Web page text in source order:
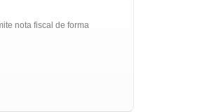
nota fiscal de forma